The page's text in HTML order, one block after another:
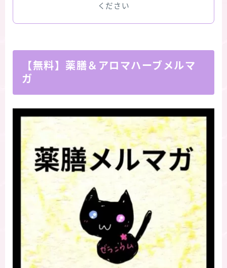
ください
【無料】薬膳＆アロマハーブメルマ
ガ